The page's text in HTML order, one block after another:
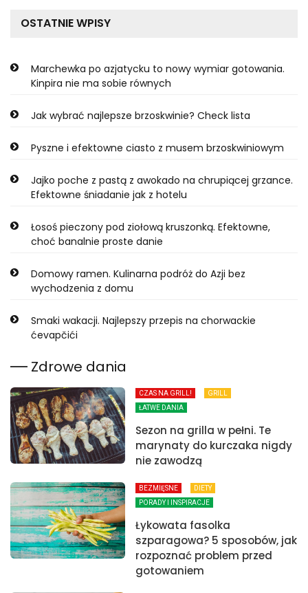
OSTATNIE WPISY
Marchewka po azjatycku to nowy wymiar gotowania.
Kinpira nie ma sobie równych
Jak wybrać najlepsze brzoskwinie? Check lista
Pyszne i efektowne ciasto z musem brzoskwiniowym
Jajko poche z pastą z awokado na chrupiącej grzance.
Efektowne śniadanie jak z hotelu
Łosoś pieczony pod ziołową kruszonką. Efektowne,
choć banalnie proste danie
Domowy ramen. Kulinarna podróż do Azji bez
wychodzenia z domu
Smaki wakacji. Najlepszy przepis na chorwackie
ćevapčići
Zdrowe dania
CZAS NA GRILL!
GRILL
ŁATWE DANIA
Sezon na grilla w pełni. Te
marynaty do kurczaka nigdy
nie zawodzą
BEZMIĘSNE
DIETY
PORADY I INSPIRACJE
Łykowata fasolka
szparagowa? 5 sposobów, jak
rozpoznać problem przed
gotowaniem